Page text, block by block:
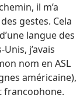
il m’a
gestes. Cela
langue des
j’avais
nom en ASL
américaine),
francophone.